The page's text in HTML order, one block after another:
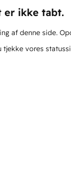
er ikke tabt.
af denne side.
vores